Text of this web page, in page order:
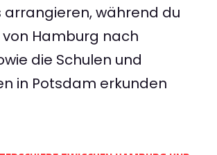
während du
von Hamburg nach
die Schulen und
in Potsdam erkunden